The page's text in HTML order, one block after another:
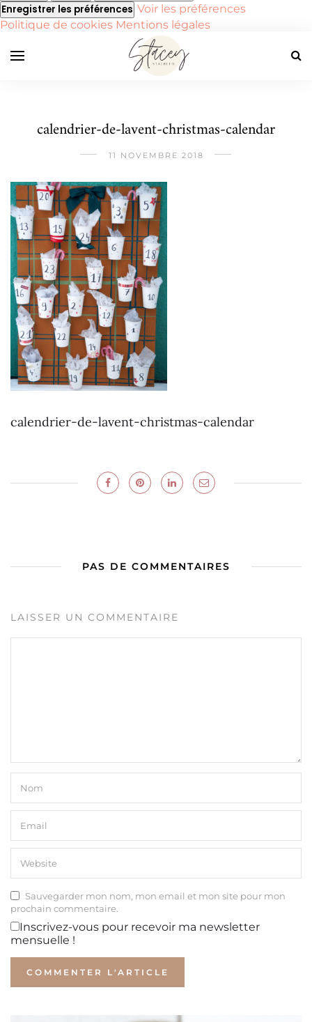
Enregistrer les préférences Voir les préférences
Politique de cookies Mentions légales
calendrier-de-lavent-christmas-calendar
11 NOVEMBRE 2018
calendrier-de-lavent-christmas-calendar
PAS DE COMMENTAIRES
LAISSER UN COMMENTAIRE
Sauvegarder mon nom, mon email et mon site pour mon
prochain commentaire.
Inscrivez-vous pour recevoir ma newsletter
mensuelle !